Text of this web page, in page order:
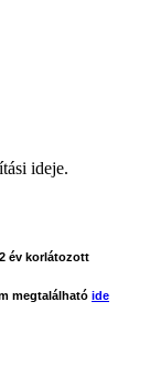
ideje.
év korlátozott
megtalálható ide